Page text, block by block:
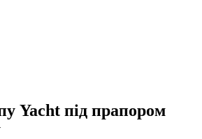
Yacht під прапором